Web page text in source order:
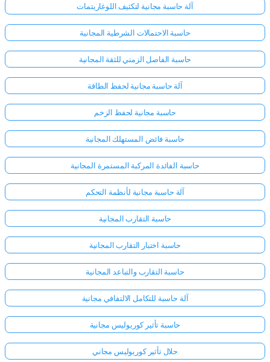
آلة حاسبة مجانية لتكثيف اللوغاريتمات
حاسبة الاحتمالات الشرطية المجانية
حاسبة الفاصل الزمني للثقة المجانية
آلة حاسبة مجانية لحفظ الطاقة
حاسبة مجانية لحفظ الزخم
حاسبة فائض المستهلك المجانية
حاسبة الفائدة المركبة المستمرة المجانية
آلة حاسبة مجانية لأنظمة التحكم
حاسبة التقارب المجانية
حاسبة اختبار التقارب المجانية
حاسبة التقارب والتباعد المجانية
آلة حاسبة للتكامل الالتفافي مجانية
حاسبة تأثير كوريوليس مجانية
حلال تأثير كوريوليس مجاني